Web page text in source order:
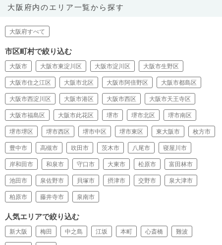
大阪府内のエリア一覧から探す
大阪府すべて
市区町村で絞り込む
大阪市 大阪市東淀川区 大阪市淀川区 大阪市生野区
大阪市住之江区 大阪市北区 大阪市阿倍野区 大阪市都島区
大阪市西淀川区 大阪市港区 大阪市西区 大阪市天王寺区
大阪市福島区 大阪市此花区 堺市 堺市北区 堺市南区
堺市堺区 堺市西区 堺市中区 堺市東区 東大阪市 枚方市
豊中市 高槻市 吹田市 茨木市 八尾市 寝屋川市
岸和田市 和泉市 守口市 大東市 松原市 富田林市
池田市 泉佐野市 貝塚市 摂津市 交野市 泉大津市
柏原市 藤井寺市 泉南市
人気エリアで絞り込む
新大阪 梅田 中之島 江坂 本町 心斎橋 難波